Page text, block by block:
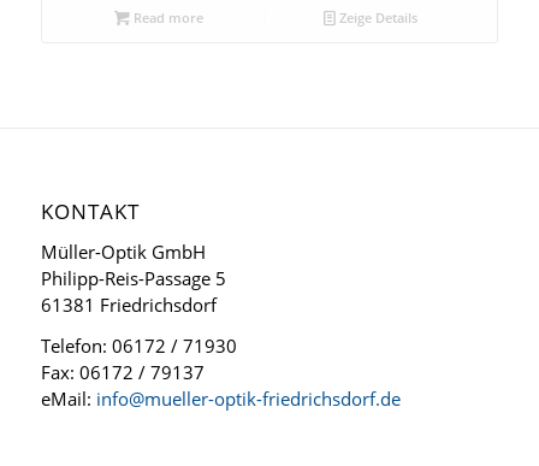
Read more Zeige Details
KONTAKT
Müller-Optik GmbH
Philipp-Reis-Passage 5
61381 Friedrichsdorf
Telefon: 06172 / 71930
Fax: 06172 / 79137
eMail: info@mueller-optik-friedrichsdorf.de